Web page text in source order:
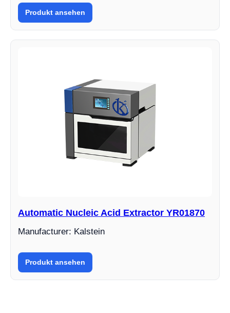
Produkt ansehen
Automatic Nucleic Acid Extractor YR01870
Manufacturer: Kalstein
Produkt ansehen